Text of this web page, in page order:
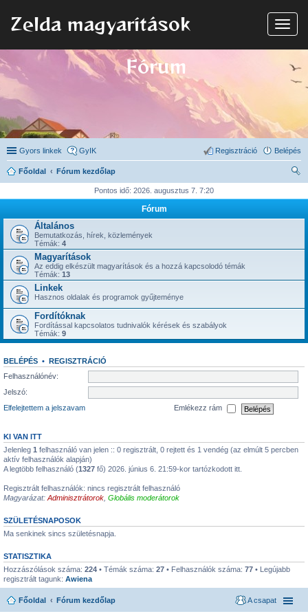
N
a
Zelda magyarítások
Fórum
Gyors linkek GyIK Belépés
Regisztráció
Főoldal
Fórum kezdőlap
s
Pontos idő: 2026. augusztus 7. 7:20
Fórum
Általános
Bemutatkozás, hírek, közlemények
Témák: 4
Magyarítások
Az eddig elkészült magyarítások és a hozzá kapcsolodó témák
Témák: 13
Linkek
Hasznos oldalak és programok gyűjteménye
Fordítóknak
Fordítással kapcsolatos tudnivalók kérések és szabályok
Témák: 9
BELÉPÉS • REGISZTRÁCIÓ
Felhasználónév:
Jelszó:
Elfelejtettem a jelszavam
Emlékezz rám
KI VAN ITT
Jelenleg 1 felhasználó van jelen :: 0 regisztrált, 0 rejtett és 1 vendég (az elmúlt 5 percben
aktív felhasználók alapján)
A legtöbb felhasználó (1327 fő) 2026. június 6. 21:59-kor tartózkodott itt.
Regisztrált felhasználók: nincs regisztrált felhasználó
Magyarázat: Adminisztrátorok Globális moderátorok
SZÜLETÉSNAPOSOK
Ma senkinek sincs születésnapja.
STATISZTIKA
Hozzászólások száma: 224 • Témák száma: 27 • Felhasználók száma: 77 • Legújabb
regisztrált tagunk: Awiena
Főoldal Fórum kezdőlap A csapat